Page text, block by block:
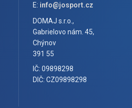
E: info@josport.cz
DOMAJ s.r.o.,
Gabrielovo nám. 45,
Chýnov
391 55
IČ: 09898298
DIČ: CZ09898298